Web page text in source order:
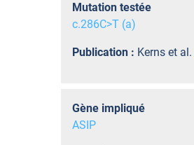
Mutation testée
c.286C>T (a)
Publication : Kerns et
Gène impliqué
ASIP